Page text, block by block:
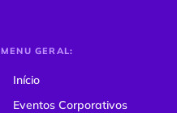
MENU GERAL:
Início
Eventos Corporativos